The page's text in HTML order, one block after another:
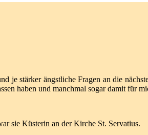
je stärker ängstliche Fragen an die
haben und manchmal sogar damit für
sie Küsterin an der Kirche St. Servatius.